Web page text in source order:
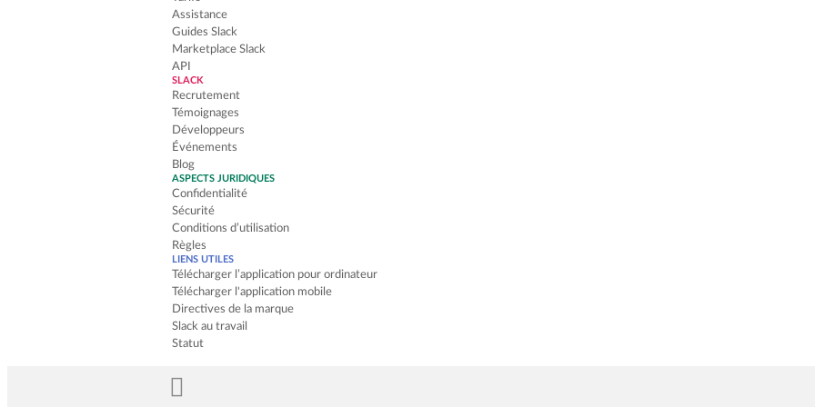
Assistance
Guides Slack
Marketplace Slack
API
SLACK
Recrutement
Témoignages
Développeurs
Événements
Blog
ASPECTS JURIDIQUES
Confidentialité
Sécurité
Conditions d’utilisation
Règles
LIENS UTILES
Télécharger l’application pour ordinateur
Télécharger l'application mobile
Directives de la marque
Slack au travail
Statut